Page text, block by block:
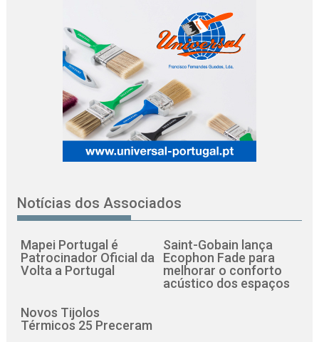
Notícias dos Associados
Mapei Portugal é
Patrocinador Oficial da
Volta a Portugal
Saint-Gobain lança
Ecophon Fade para
melhorar o conforto
acústico dos espaços
Novos Tijolos
Térmicos 25 Preceram